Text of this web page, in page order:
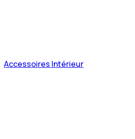
Accessoires Intérieur